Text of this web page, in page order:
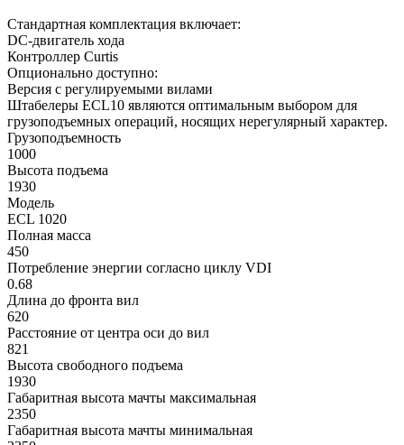
Cтандартная комплектация включает:
DC-двигатель хода
Контроллер Curtis
Опционально доступно:
Версия с регулируемыми вилами
Штабелеры ECL10 являются оптимальным выбором для
грузоподъемных операций, носящих нерегулярный характер.
Грузоподъемность
1000
Высота подъема
1930
Модель
ECL 1020
Полная масса
450
Потребление энергии согласно циклу VDI
0.68
Длина до фронта вил
620
Расстояние от центра оси до вил
821
Высота свободного подъема
1930
Габаритная высота мачты максимальная
2350
Габаритная высота мачты минимальная